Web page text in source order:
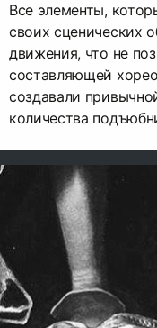
Все элементы,
своих сценических
движения, что не
составляющей
создавали
количества